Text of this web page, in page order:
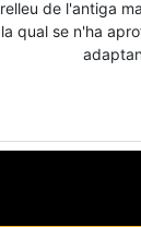
de l'antiga
qual se n'ha